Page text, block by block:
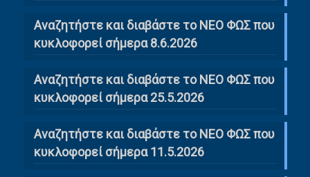
Αναζητήστε και διαβάστε το ΝΕΟ ΦΩΣ που
κυκλοφορεί σήμερα 8.6.2026
Αναζητήστε και διαβάστε το ΝΕΟ ΦΩΣ που
κυκλοφορεί σήμερα 25.5.2026
Αναζητήστε και διαβάστε το ΝΕΟ ΦΩΣ που
κυκλοφορεί σήμερα 11.5.2026